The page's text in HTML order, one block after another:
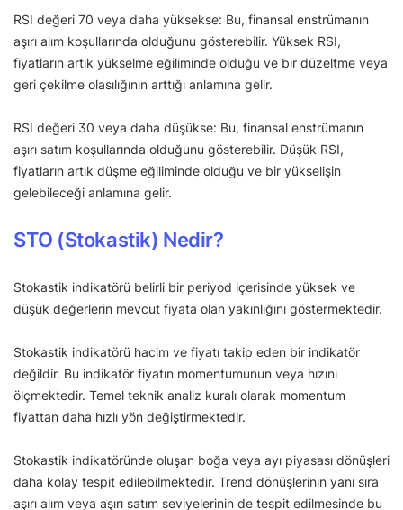
RSI değeri 70 veya daha yüksekse: Bu, finansal enstrümanın
aşırı alım koşullarında olduğunu gösterebilir. Yüksek RSI,
fiyatların artık yükselme eğiliminde olduğu ve bir düzeltme veya
geri çekilme olasılığının arttığı anlamına gelir.
RSI değeri 30 veya daha düşükse: Bu, finansal enstrümanın
aşırı satım koşullarında olduğunu gösterebilir. Düşük RSI,
fiyatların artık düşme eğiliminde olduğu ve bir yükselişin
gelebileceği anlamına gelir.
STO (Stokastik) Nedir?
Stokastik indikatörü belirli bir periyod içerisinde yüksek ve
düşük değerlerin mevcut fiyata olan yakınlığını göstermektedir.
Stokastik indikatörü hacim ve fiyatı takip eden bir indikatör
değildir. Bu indikatör fiyatın momentumunun veya hızını
ölçmektedir. Temel teknik analiz kuralı olarak momentum
fiyattan daha hızlı yön değiştirmektedir.
Stokastik indikatöründe oluşan boğa veya ayı piyasası dönüşleri
daha kolay tespit edilebilmektedir. Trend dönüşlerinin yanı sıra
aşırı alım veya aşırı satım seviyelerinin de tespit edilmesinde bu